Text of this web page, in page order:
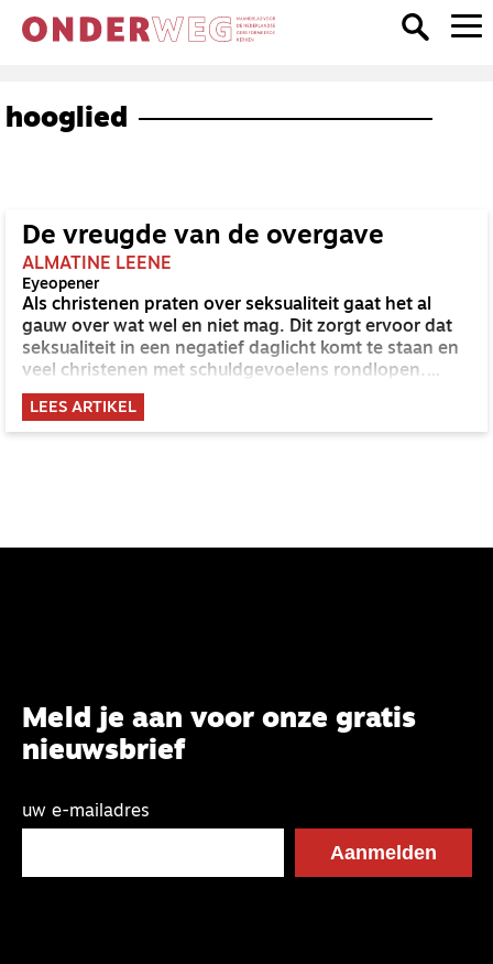
hooglied
De vreugde van de overgave
ALMATINE LEENE
Eyeopener
Als christenen praten over seksualiteit gaat het al
gauw over wat wel en niet mag. Dit zorgt ervoor dat
seksualiteit in een negatief daglicht komt te staan en
veel christenen met schuldgevoelens rondlopen.
Opvallend genoeg is de Bijbel veel positiever over
seksualiteit. Van deze tekst in Hooglied druipt de
erotiek af.
LEES ARTIKEL
Meld je aan voor onze gratis
nieuwsbrief
uw e-mailadres